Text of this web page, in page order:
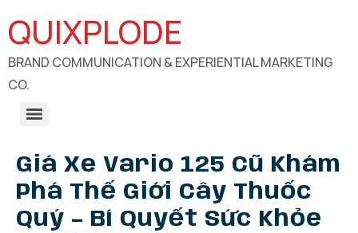
QUIXPLODE
BRAND COMMUNICATION & EXPERIENTIAL MARKETING
CO.
Giá Xe Vario 125 Cũ Khám
Phá Thế Giới Cây Thuốc
Quý – Bí Quyết Sức Khỏe